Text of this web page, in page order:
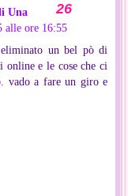
Una
alle ore 16:55
un bel pò di
online e le cose che ci
vado a fare un giro e